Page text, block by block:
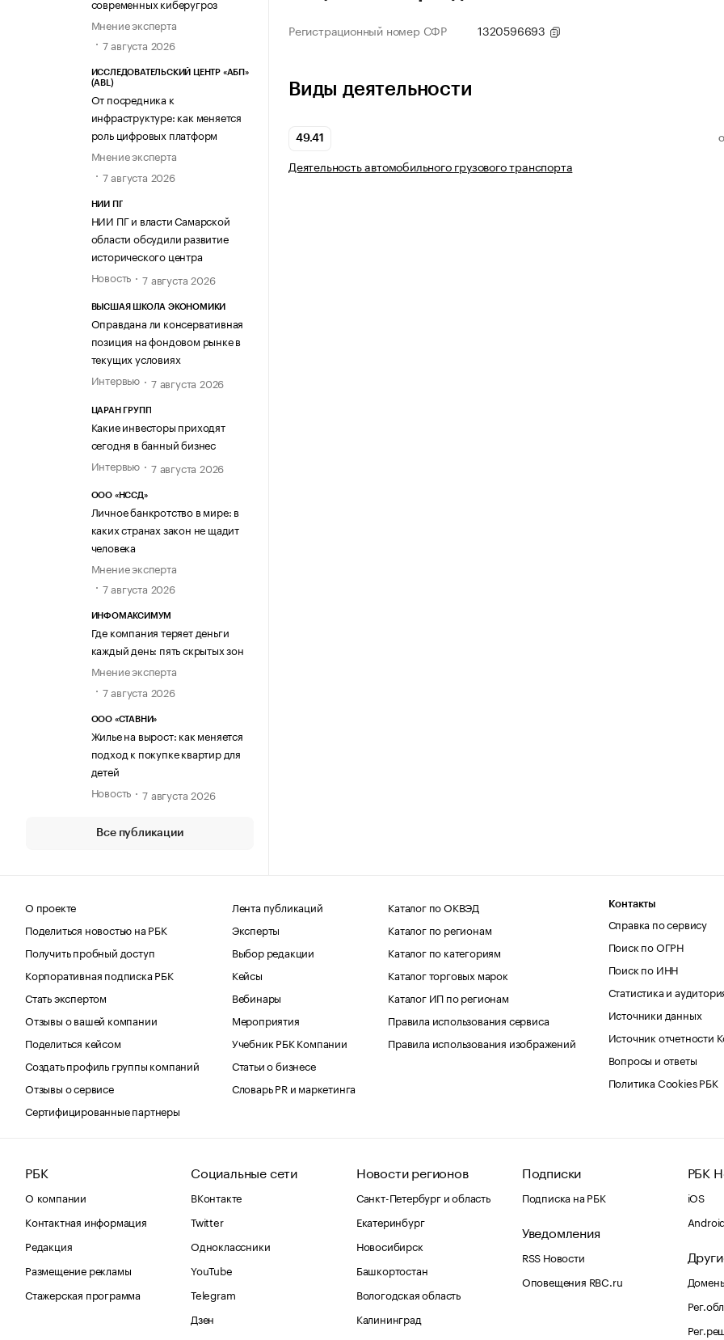
современных киберугроз
Мнение эксперта
7 августа 2026
ИССЛЕДОВАТЕЛЬСКИЙ ЦЕНТР «АБП»
(ABL)
От посредника к
инфраструктуре: как меняется
роль цифровых платформ
Мнение эксперта
7 августа 2026
НИИ ПГ
НИИ ПГ и власти Самарской
области обсудили развитие
исторического центра
Новость
7 августа 2026
ВЫСШАЯ ШКОЛА ЭКОНОМИКИ
Оправдана ли консервативная
позиция на фондовом рынке в
текущих условиях
Интервью
7 августа 2026
ЦАРАН ГРУПП
Какие инвесторы приходят
сегодня в банный бизнес
Интервью
7 августа 2026
ООО «НССД»
Личное банкротство в мире: в
каких странах закон не щадит
человека
Мнение эксперта
7 августа 2026
ИНФОМАКСИМУМ
Где компания теряет деньги
каждый день: пять скрытых зон
Мнение эксперта
7 августа 2026
ООО «СТАВНИ»
Жилье на вырост: как меняется
подход к покупке квартир для
детей
Новость
7 августа 2026
Все публикации
Регистрационный номер СФР 1320596693
Виды деятельности
49.41
Деятельность автомобильного грузового транспорта
О проекте
Поделиться новостью на РБК
Получить пробный доступ
Корпоративная подписка РБК
Стать экспертом
Отзывы о вашей компании
Поделиться кейсом
Создать профиль группы компаний
Отзывы о сервисе
Сертифицированные партнеры
Лента публикаций
Эксперты
Выбор редакции
Кейсы
Вебинары
Мероприятия
Учебник РБК Компании
Статьи о бизнесе
Словарь PR и маркетинга
Каталог по ОКВЭД
Каталог по регионам
Каталог по категориям
Каталог торговых марок
Каталог ИП по регионам
Правила использования сервиса
Правила использования изображений
Контакты
Справка по сервису
Поиск по ОГРН
Поиск по ИНН
Статистика и
Источники данных
Источник отчетности
Вопросы и ответы
Политика Cookies РБК
РБК
О компании
Контактная информация
Редакция
Размещение рекламы
Стажерская программа
Социальные сети
ВКонтакте
Twitter
Одноклассники
YouTube
Telegram
Дзен
Новости регионов
Санкт-Петербург и область
Екатеринбург
Новосибирск
Башкортостан
Вологодская область
Калининград
Подписки
Подписка на РБК
Уведомления
RSS Новости
Оповещения RBC.ru
РБК
iOS